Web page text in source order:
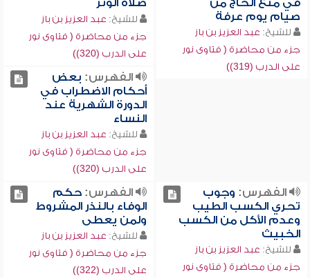
في منع الحاج من
صيام يوم عرفة
للشيخ: عبد العزيز بن باز
جزء من محاضرة ( فتاوى نور
على الدرب (319))
صلاة الوتر
للشيخ: عبد العزيز بن باز
جزء من محاضرة ( فتاوى نور
على الدرب (320))
الفهرس: بعض
أحكام الاضطراب في
الدورة الشهرية عند
النساء
للشيخ: عبد العزيز بن باز
جزء من محاضرة ( فتاوى نور
على الدرب (320))
الفهرس: وجوب
تحري الكسب الطيب
وعدم الأكل من الكسب
الخبيث
للشيخ: عبد العزيز بن باز
جزء من محاضرة ( فتاوى نور
الفهرس:حكم
الوفاء بالنذر المشروط
ولمن يعطى
للشيخ: عبد العزيز بن باز
جزء من محاضرة ( فتاوى نور
على الدرب (322))